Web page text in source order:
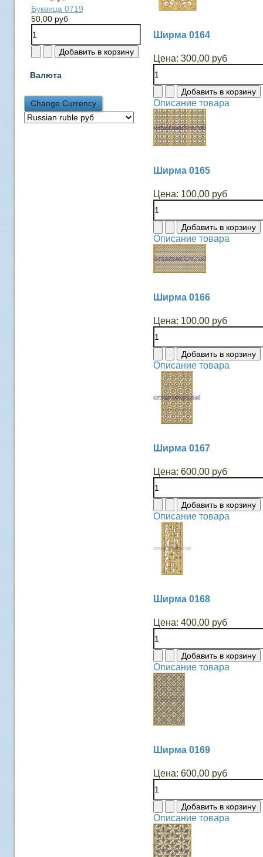
Буквица 0719
50,00 руб
Валюта
Ширма 0164
Цена: 300,00 руб
Описание товара
Ширма 0165
Цена: 100,00 руб
Описание товара
Ширма 0166
Цена: 100,00 руб
Описание товара
Ширма 0167
Цена: 600,00 руб
Описание товара
Ширма 0168
Цена: 400,00 руб
Описание товара
Ширма 0169
Цена: 600,00 руб
Описание товара